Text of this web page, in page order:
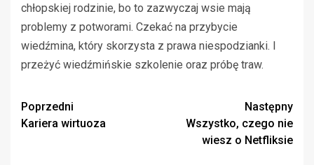
chłopskiej rodzinie, bo to zazwyczaj wsie mają
problemy z potworami. Czekać na przybycie
wiedźmina, który skorzysta z prawa niespodzianki. I
przeżyć wiedźmińskie szkolenie oraz próbę traw.
Zobacz
wpisy
Poprzedni
Kariera wirtuoza
Następny
Wszystko, czego nie
wiesz o Netfliksie